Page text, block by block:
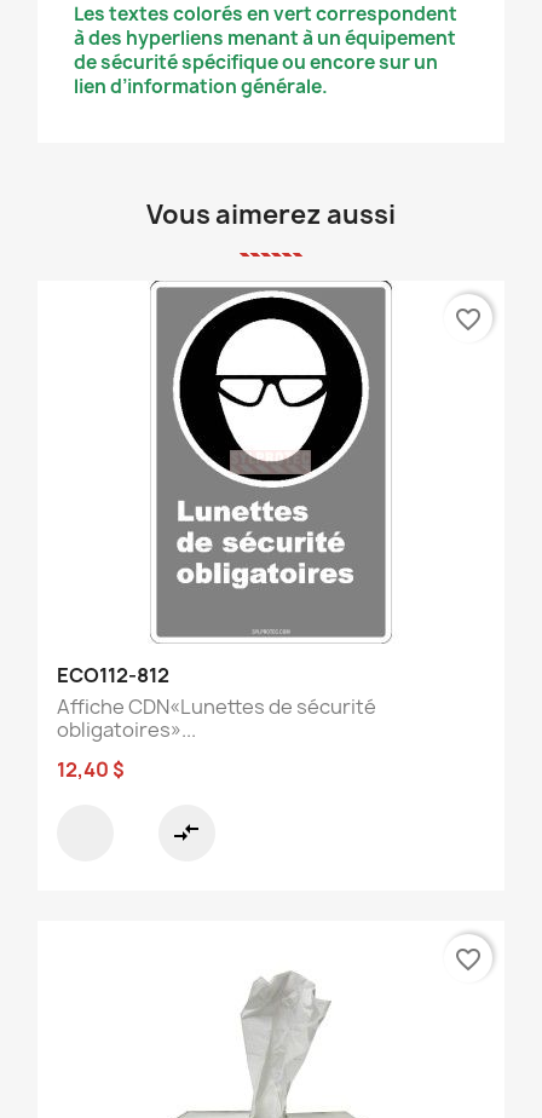
Les textes colorés en vert correspondent
à des hyperliens menant à un équipement
de sécurité spécifique ou encore sur un
lien d’information générale.
Vous aimerez aussi
ECO112-812
Affiche CDN«Lunettes de sécurité
obligatoires»...
12,40 $
compare_arrows
favorite_border
favorite_border